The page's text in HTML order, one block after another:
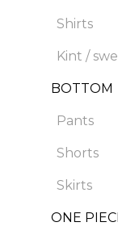
Shirts
Kint /
BOTTOM
Pants
Shorts
Skirts
ONE